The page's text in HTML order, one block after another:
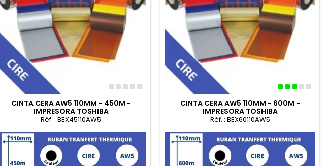
CINTA CERA AW5 110MM - 450M -
IMPRESORA TOSHIBA
Réf. : BEX45110AW5
CINTA CERA AW5 110MM - 600M -
IMPRESORA TOSHIBA
Réf. : BEX60110AW5